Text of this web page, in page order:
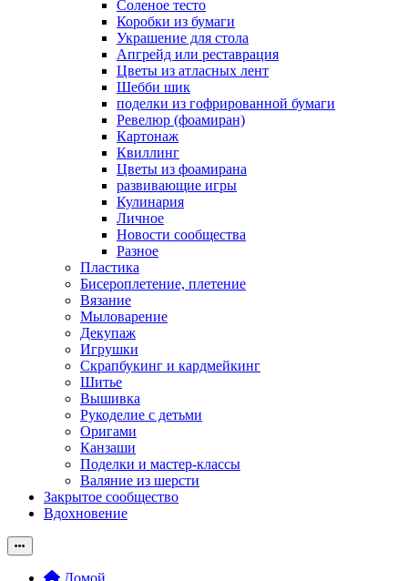
Соленое тесто
Коробки из бумаги
Украшение для стола
Апгрейд или реставрация
Цветы из атласных лент
Шебби шик
поделки из гофрированной бумаги
Ревелюр (фоамиран)
Картонаж
Квиллинг
Цветы из фоамирана
развивающие игры
Кулинария
Личное
Новости сообщества
Разное
Пластика
Бисероплетение, плетение
Вязание
Мыловарение
Декупаж
Игрушки
Скрапбукинг и кардмейкинг
Шитье
Вышивка
Рукоделие с детьми
Оригами
Канзаши
Поделки и мастер-классы
Валяние из шерсти
Закрытое сообщество
Вдохновение
Домой